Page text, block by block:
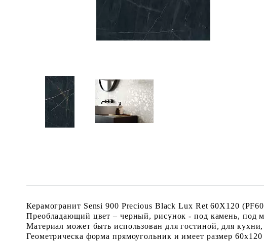
Керамогранит Sensi 900 Precious Black Lux Ret 60X120
Преобладающий цвет – черный, рисунок - под камень, под
Материал может быть использован для гостиной, для
Геометрическа форма прямоугольник и имеет размер